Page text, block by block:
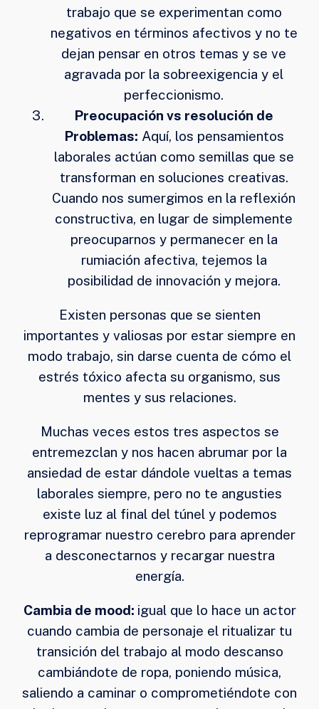
trabajo que se experimentan como
negativos en términos afectivos y no te
dejan pensar en otros temas y se ve
agravada por la sobreexigencia y el
perfeccionismo.
Preocupación vs resolución de
Problemas: Aquí, los pensamientos
laborales actúan como semillas que se
transforman en soluciones creativas.
Cuando nos sumergimos en la reflexión
constructiva, en lugar de simplemente
preocuparnos y permanecer en la
rumiación afectiva, tejemos la
posibilidad de innovación y mejora.
Existen personas que se sienten
importantes y valiosas por estar siempre en
modo trabajo, sin darse cuenta de cómo el
estrés tóxico afecta su organismo, sus
mentes y sus relaciones.
Muchas veces estos tres aspectos se
entremezclan y nos hacen abrumar por la
ansiedad de estar dándole vueltas a temas
laborales siempre, pero no te angusties
existe luz al final del túnel y podemos
reprogramar nuestro cerebro para aprender
a desconectarnos y recargar nuestra
energía.
Cambia de mood: igual que lo hace un actor
cuando cambia de personaje el ritualizar tu
transición del trabajo al modo descanso
cambiándote de ropa, poniendo música,
saliendo a caminar o comprometiéndote con